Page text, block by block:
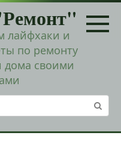
лайфхаки и
по ремонту
дома своими